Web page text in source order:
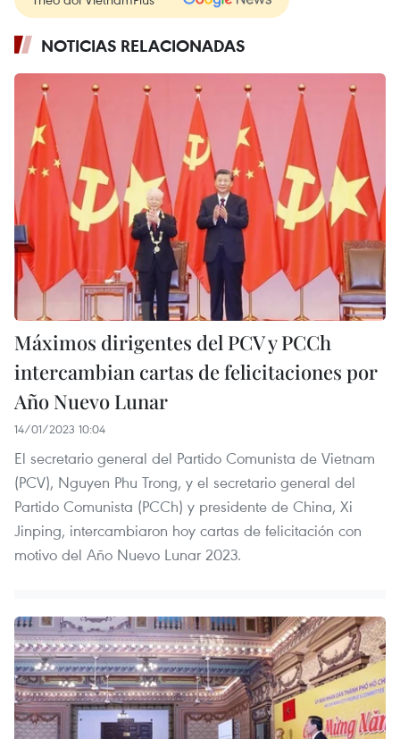
NOTICIAS RELACIONADAS
Máximos dirigentes del PCV y PCCh
intercambian cartas de felicitaciones por
Año Nuevo Lunar
14/01/2023 10:04
El secretario general del Partido Comunista de Vietnam
(PCV), Nguyen Phu Trong, y el secretario general del
Partido Comunista (PCCh) y presidente de China, Xi
Jinping, intercambiaron hoy cartas de felicitación con
motivo del Año Nuevo Lunar 2023.